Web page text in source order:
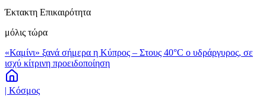
Έκτακτη Επικαιρότητα
μόλις τώρα
«Καμίνι» ξανά σήμερα η Κύπρος – Στους 40°C ο υδράργυρος, σε
ισχύ κίτρινη προειδοποίηση
| Κόσμος